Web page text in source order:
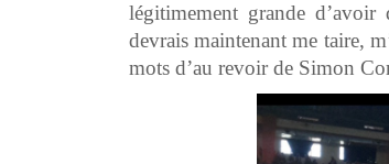
légitimement grande
devrais maintenant me taire,
mots d’au revoir de Simon